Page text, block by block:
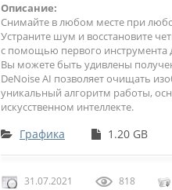
Описание:
Снимайте в любом месте при
Устраните шум и восстановите
с помощью первого инструмента
Вы можете быть удивлены
DeNoise AI позволяет очищать
уникальный алгоритм работы,
искусственном интеллекте.
Графика 1.20 GB
31.07.2021 818